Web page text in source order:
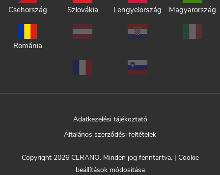
Csehország Szlovákia Lengyelország Magyarország
Románia
Adatkezelési tájékoztató
Általános szerződési feltételek
Copyright 2026 CERANO. Minden jog fenntartva. | Cookie
beállítások módosítása